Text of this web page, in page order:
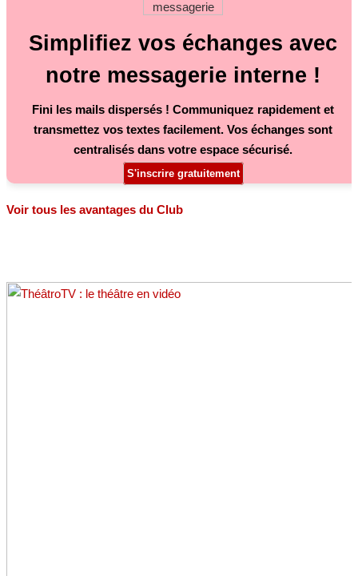
Simplifiez vos échanges avec
notre messagerie interne !
Fini les mails dispersés ! Communiquez rapidement et
transmettez vos textes facilement. Vos échanges sont
centralisés dans votre espace sécurisé.
S'inscrire gratuitement
Voir tous les avantages du Club